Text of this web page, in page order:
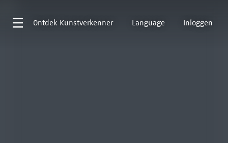
Ontdek Kunstverkenner Language Inloggen